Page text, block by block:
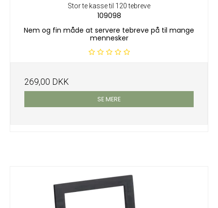
Stor te kasse til 120 tebreve
109098
Nem og fin måde at servere tebreve på til mange
mennesker
269,00 DKK
SE MERE